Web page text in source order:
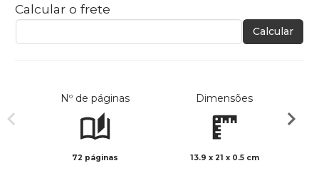
Calcular o frete
Calcular
Nº de páginas
72 páginas
Dimensões
13.9 x 21 x 0.5 cm